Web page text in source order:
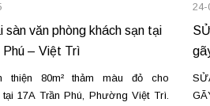
sàn văn phòng khách sạn tại
Phú – Việt Trì
thiện 80m² thảm màu đỏ cho
17A Trần Phú, Phường Việt Trì.
24-